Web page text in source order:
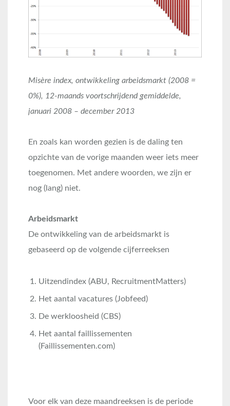
Misère index, ontwikkeling arbeidsmarkt (2008 =
0%), 12-maands voortschrijdend gemiddelde,
januari 2008 – december 2013
En zoals kan worden gezien is de daling ten
opzichte van de vorige maanden weer iets meer
toegenomen. Met andere woorden, we zijn er
nog (lang) niet.
Arbeidsmarkt
De ontwikkeling van de arbeidsmarkt is
gebaseerd op de volgende cijferreeksen
Uitzendindex (ABU, RecruitmentMatters)
Het aantal vacatures (Jobfeed)
De werkloosheid (CBS)
Het aantal faillissementen
(Faillissementen.com)
Voor elk van deze maandreeksen is de periode